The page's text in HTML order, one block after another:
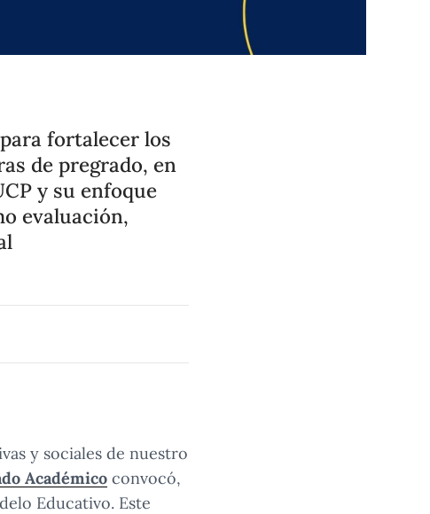
fortalecer los
de pregrado, en
y su enfoque
evaluación,
y sociales de nuestro
Académico convocó,
Educativo. Este